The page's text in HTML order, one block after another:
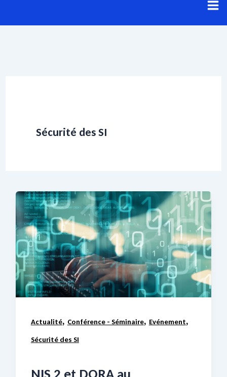
au
Sécurité des SI
Actualité, Conférence - Séminaire, Evénement,
Sécurité des SI